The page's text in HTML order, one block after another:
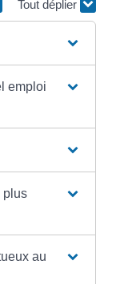
Tout déplier
emploi
plus
au